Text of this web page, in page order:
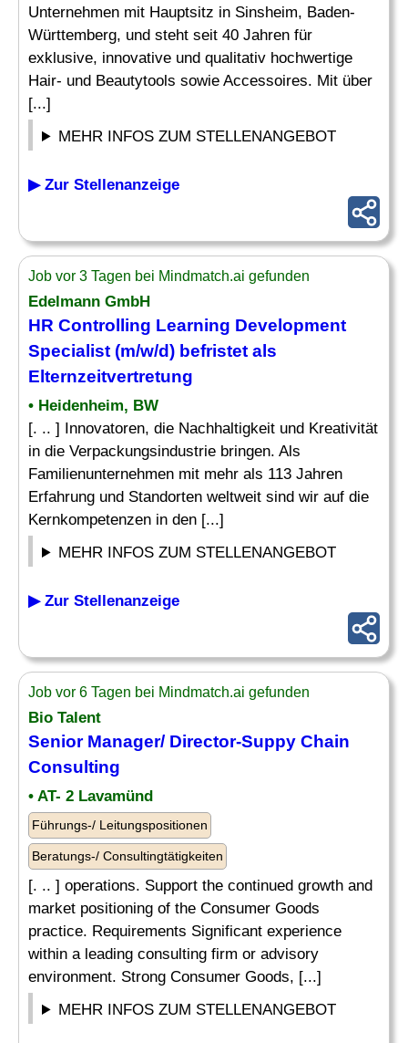
Unternehmen mit Hauptsitz in Sinsheim, Baden-
Württemberg, und steht seit 40 Jahren für
exklusive, innovative und qualitativ hochwertige
Hair- und Beautytools sowie Accessoires. Mit über
[...]
MEHR INFOS ZUM STELLENANGEBOT
▶ Zur Stellenanzeige
Job vor 3 Tagen bei Mindmatch.ai gefunden
Edelmann GmbH
HR Controlling Learning Development
Specialist (m/w/d) befristet als
Elternzeitvertretung
• Heidenheim, BW
[. .. ] Innovatoren, die Nachhaltigkeit und Kreativität
in die Verpackungsindustrie bringen. Als
Familienunternehmen mit mehr als 113 Jahren
Erfahrung und Standorten weltweit sind wir auf die
Kernkompetenzen in den [...]
MEHR INFOS ZUM STELLENANGEBOT
▶ Zur Stellenanzeige
Job vor 6 Tagen bei Mindmatch.ai gefunden
Bio Talent
Senior Manager/ Director-Suppy Chain
Consulting
• AT- 2 Lavamünd
Führungs-/ Leitungspositionen
Beratungs-/ Consultingtätigkeiten
[. .. ] operations. Support the continued growth and
market positioning of the Consumer Goods
practice. Requirements Significant experience
within a leading consulting firm or advisory
environment. Strong Consumer Goods, [...]
MEHR INFOS ZUM STELLENANGEBOT